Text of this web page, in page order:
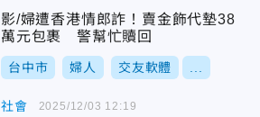
影/婦遭香港情郎詐！賣金飾代墊38
萬元包裹 警幫忙贖回
台中市 婦人 交友軟體
社會 2025/12/03 12:19